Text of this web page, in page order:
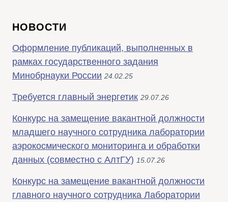
и
ы
НОВОСТИ
Оформление публикаций, выполненных в
рамках государственного задания
Минобрнауки России 24.02.25
Требуется главный энергетик 29.07.26
Конкурс на замещение вакантной должности
младшего научного сотрудника лаборатории
аэрокосмического мониторинга и обработки
данных (совместно с АлтГУ) 15.07.26
Конкурс на замещение вакантной должности
главного научного сотрудника Лаборатории